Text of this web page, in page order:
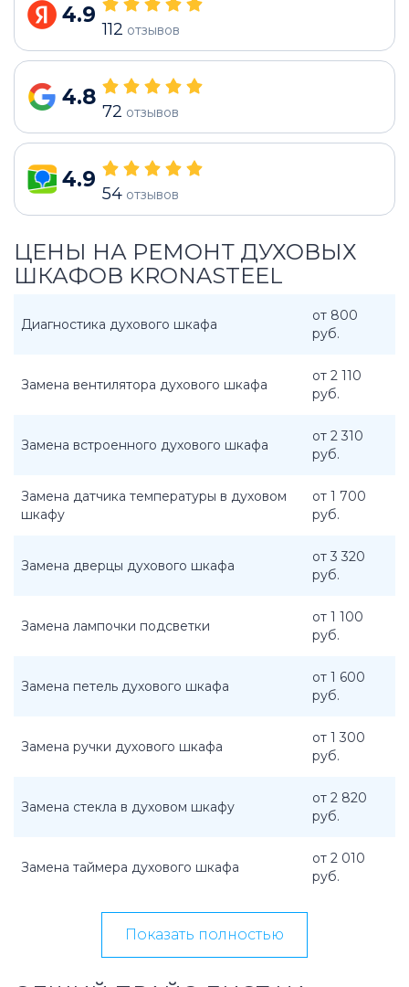
4.9
112 отзывов
4.8
72 отзывов
4.9
54 отзывов
ЦЕНЫ НА РЕМОНТ ДУХОВЫХ
ШКАФОВ KRONASTEEL
Диагностика духового шкафа
от 800
руб.
Замена вентилятора духового шкафа
от 2 110
руб.
Замена встроенного духового шкафа
от 2 310
руб.
Замена датчика температуры в духовом
шкафу
от 1 700
руб.
Замена дверцы духового шкафа
от 3 320
руб.
Замена лампочки подсветки
от 1 100
руб.
Замена петель духового шкафа
от 1 600
руб.
Замена ручки духового шкафа
от 1 300
руб.
Замена стекла в духовом шкафу
от 2 820
руб.
Замена таймера духового шкафа
от 2 010
руб.
Показать полностью